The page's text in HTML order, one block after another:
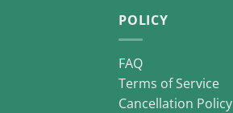
POLICY
FAQ
Terms of Service
Cancellation Policy